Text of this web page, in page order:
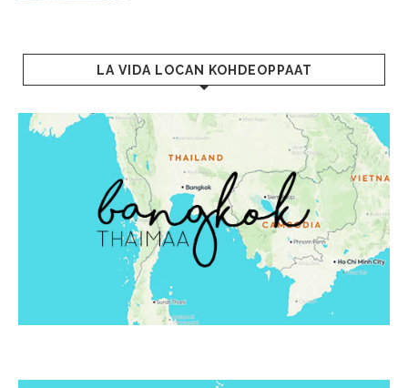
LA VIDA LOCAN KOHDEOPPAAT